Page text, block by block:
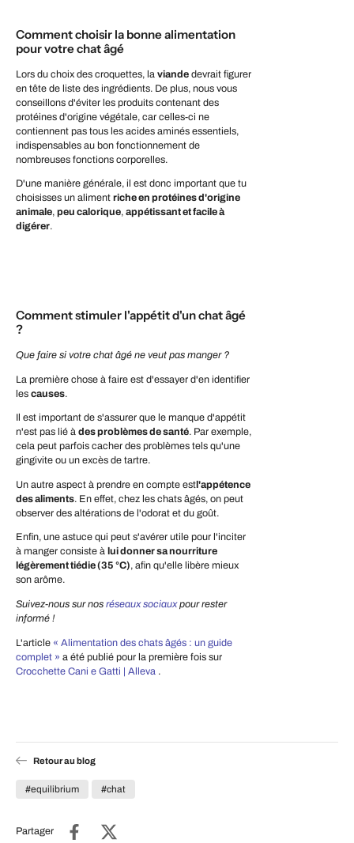
Comment choisir la bonne alimentation
pour votre chat âgé
Lors du choix des croquettes, la viande devrait figurer
en tête de liste des ingrédients. De plus, nous vous
conseillons d'éviter les produits contenant des
protéines d'origine végétale, car celles-ci ne
contiennent pas tous les acides aminés essentiels,
indispensables au bon fonctionnement de
nombreuses fonctions corporelles.
D'une manière générale, il est donc important que tu
choisisses un aliment riche en protéines d'origine
animale, peu calorique, appétissant etfacile à
digérer.
Comment stimuler l'appétit d'un chat âgé
?
Que faire si votre chat âgé ne veut pas manger ?
La première chose à faire est d'essayer d'en identifier
les causes.
Il est important de s'assurer que le manque d'appétit
n'est pas lié à des problèmes de santé. Par exemple,
cela peut parfois cacher des problèmes tels qu'une
gingivite ou un excès de tartre.
Un autre aspect à prendre en compte estl'appétence
des aliments. En effet, chez les chats âgés, on peut
observer des altérations de l'odorat et du goût.
Enfin, une astuce qui peut s'avérer utile pour l'inciter
à manger consiste à lui donner sa nourriture
légèrement tiédie (35 °C), afin qu'elle libère mieux
son arôme.
Suivez-nous sur nos réseaux sociauxpour rester
informé !
L'article « Alimentation des chats âgés : un guide
complet » a été publié pour la première fois sur
Crocchette Cani e Gatti | Alleva .
Retour au blog
#equilibrium #chat
Partager